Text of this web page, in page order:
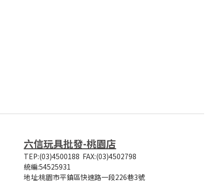
六信玩具批發-桃園店
TEP:(03)4500188 FAX:(03)4502798
統編:54525931
地址:桃園市平鎮區快速路一段226巷3號